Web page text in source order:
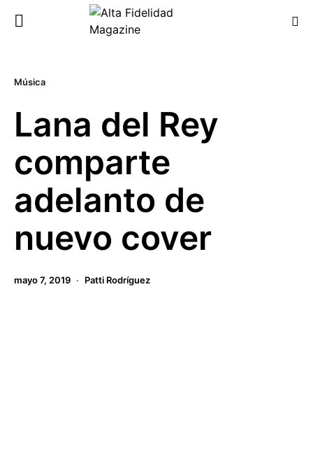
Música
Lana del Rey
comparte
adelanto de
nuevo cover
mayo 7, 2019 Patti Rodríguez